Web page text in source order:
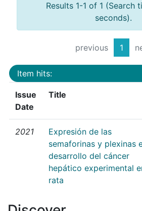
Results 1-1 of 1 (Search
seconds).
previous 1
Item hits:
Issue
Date
Title
2021
Expresión de las
semaforinas y plexinas
desarrollo del cáncer
hepático experimental
rata